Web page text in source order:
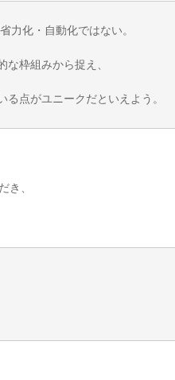
力化・自動化ではない。
な枠組みから捉え、
点がユニークだといえよう。
き、